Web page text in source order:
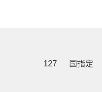
127 国指定